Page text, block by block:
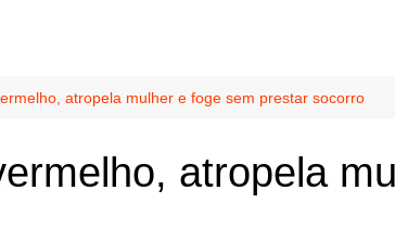
atropela mulher e foge sem prestar socorro
atropela